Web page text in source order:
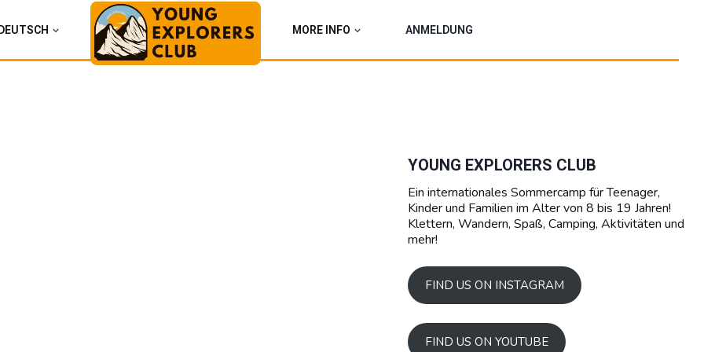
MORE INFO ANMELDUNG
YOUNG EXPLORERS CLUB
Ein internationales Sommercamp für Teenager,
Kinder und Familien im Alter von 8 bis 19 Jahren!
Klettern, Wandern, Spaß, Camping, Aktivitäten und
mehr!
FIND US ON INSTAGRAM
FIND US ON YOUTUBE